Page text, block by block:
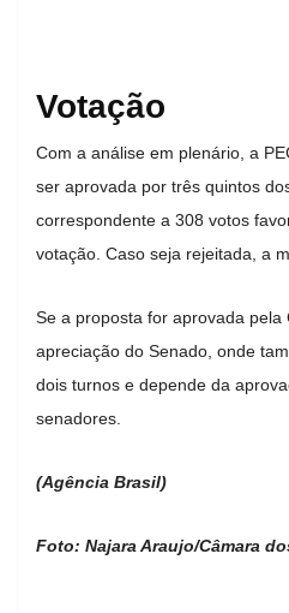
Votação
Com a análise em plenário, a
ser aprovada por três quintos
correspondente a 308 votos
votação. Caso seja rejeitada, a
Se a proposta for aprovada
apreciação do Senado, onde
dois turnos e depende da
senadores.
(Agência Brasil)
Foto: Najara Araujo/Câmara